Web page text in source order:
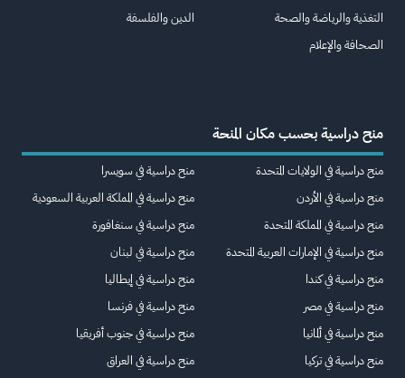
التغذية والرياضة والصحة
الصحافة والإعلام
الدين والفلسفة
منح دراسية بحسب مكان المنحة
منح دراسية في الولايات المتحدة
منح دراسية في الأردن
منح دراسية في المملكة المتحدة
منح دراسية في الإمارات العربية المتحدة
منح دراسية في كندا
منح دراسية في مصر
منح دراسية في ألمانيا
منح دراسية في تركيا
منح دراسية في سويسرا
منح دراسية في المملكة العربية السعودية
منح دراسية في سنغافورة
منح دراسية في لبنان
منح دراسية في إيطاليا
منح دراسية في فرنسا
منح دراسية في جنوب أفريقيا
منح دراسية في العراق